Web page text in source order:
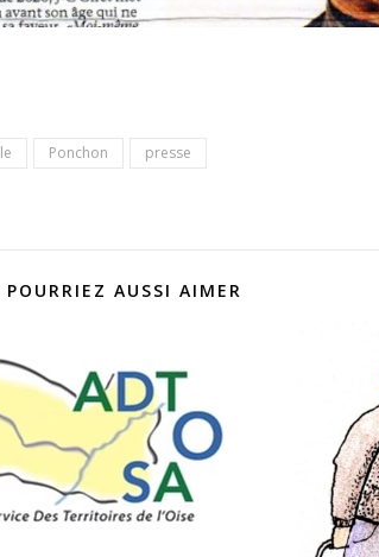
Ponchon presse
POURRIEZ AUSSI AIMER